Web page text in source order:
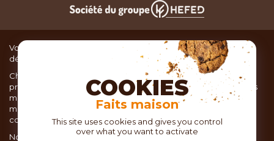
Vous recherchez du matériel de cuisine pour concocter de
délicieux plats ou des pâtisseries dignes d’un grand chef ?
Chez TOC, boutique d’ustensiles de cuisine, nous vous
proposons une large sélection de produits issus des meilleures
marques de matériel de cuisine: Ustensiles de pâtisserie,
matériel de cuisson, service de table, ustensiles de cuisine,
coutellerie, set picnic.
Nous vous réservons un accueil chaleureux au sein de nos 21
COOKIES
Faits maison
This site uses cookies and gives you control
over what you want to activate